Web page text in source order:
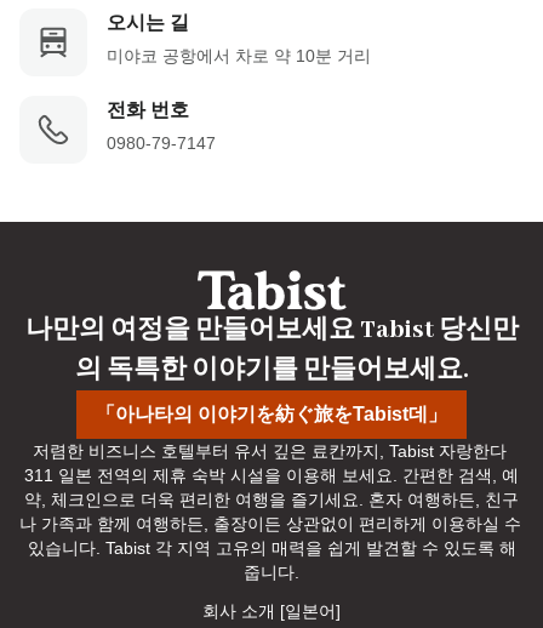
오시는 길
미야코 공항에서 차로 약 10분 거리
전화 번호
0980-79-7147
「아나타의 이야기を紡ぐ旅をTabist데」
나만의 여정을 만들어보세요 Tabist 당신만
의 독특한 이야기를 만들어보세요.
저렴한 비즈니스 호텔부터 유서 깊은 료칸까지, Tabist 자랑한다
311 일본 전역의 제휴 숙박 시설을 이용해 보세요. 간편한 검색, 예
약, 체크인으로 더욱 편리한 여행을 즐기세요. 혼자 여행하든, 친구
나 가족과 함께 여행하든, 출장이든 상관없이 편리하게 이용하실 수
있습니다. Tabist 각 지역 고유의 매력을 쉽게 발견할 수 있도록 해
줍니다.
회사 소개 [일본어]